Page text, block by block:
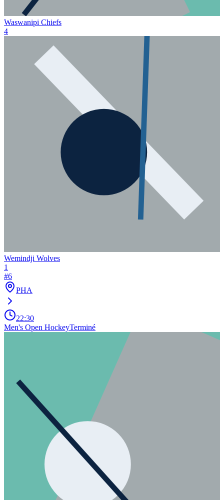
Waswanipi Chiefs
4
Wemindji Wolves
1
#6
PHA
22:30
Men's Open HockeyTerminé